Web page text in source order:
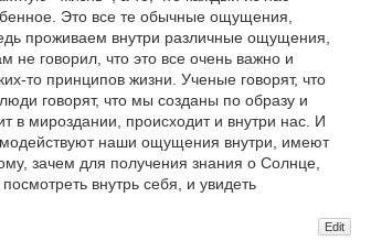
Это все те обычные ощущения,
проживаем внутри различные ощущения,
не говорил, что это все очень важно и
то принципов жизни. Ученые говорят, что
говорят, что мы созданы по образу и
в мироздании, происходит и внутри нас. И
наши ощущения внутри, имеют
зачем для получения знания о Солнце,
внутрь себя, и увидеть
Edit